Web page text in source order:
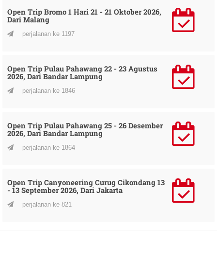
Open Trip Bromo 1 Hari 21 - 21 Oktober 2026,
Dari Malang
perjalanan ke 1197
Open Trip Pulau Pahawang 22 - 23 Agustus
2026, Dari Bandar Lampung
perjalanan ke 1846
Open Trip Pulau Pahawang 25 - 26 Desember
2026, Dari Bandar Lampung
perjalanan ke 1864
Open Trip Canyoneering Curug Cikondang 13
- 13 September 2026, Dari Jakarta
perjalanan ke 821